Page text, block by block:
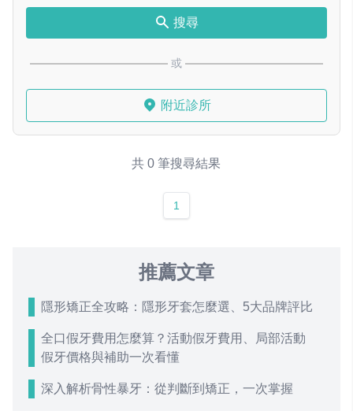
搜尋
或
附近診所
共 0 筆搜尋結果
1
推薦文章
隱形矯正全攻略：隱形牙套怎麼選、5大品牌評比
全口假牙費用怎麼算？活動假牙費用、局部活動
假牙價格與補助一次看懂
深入解析骨性暴牙：從判斷到矯正，一次掌握